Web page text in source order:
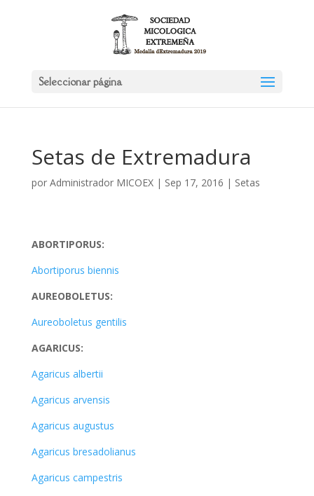
Seleccionar página
Setas de Extremadura
por Administrador MICOEX| Sep 17, 2016 | Setas
ABORTIPORUS:
Abortiporus biennis
AUREOBOLETUS:
Aureoboletus gentilis
AGARICUS:
Agaricus albertii
Agaricus arvensis
Agaricus augustus
Agaricus bresadolianus
Agaricus campestris